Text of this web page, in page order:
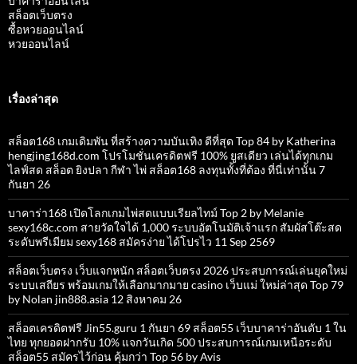
สล็อตเว็บตรง
ซื้อหวยออนไลน์
หวยออนไลน์
เรื่องล่าสุด
สล็อต168 เกมเดิมพัน ที่สร้างความบันเทิง ดีที่สุด Top 84 by Katherina
hengjing168d.com โปรโมชั่นเครดิตฟรี 100% ยูสเดียว เล่นได้ทุกเกม
ไลฟ์สด สล็อต ยิงปลา กีฬา ไพ่ สล็อต168 ลงทุนทั้งที่ต้อง ที่นี่เท่านั้น 7
กันยา 26
บาคาร่า168 เปิดโลกเกมไพ่สดแบบเรียลไทม์ Top 2 by Melanie
sexy168c.com สายวัดใจได้ 1,000 ระบบอัตโนมัติเจ้าแรก สัมผัสโต๊ะสด
ระดับพรีเมียม sexy168 สมัครง่าย ได้โปรไว 11 Sep 2569
สล็อตเว็บตรง เว็บแจกหนัก สล็อตเว็บตรง 2026 ประสบการณ์เล่นยุคใหม่
ระบบเสถียร พร้อมเกมให้เลือกมากมาย casino เว็บแม่ ใหม่ล่าสุด Top 79
by Nolan jin888.asia 12 สิงหาคม 26
สล็อตเครดิตฟรี Jin55.guru 1 กันยา 69 สล็อต55 เว็บบาคาร่าอันดับ 1 ใน
ไทย ทุกยอดฝากรับ 10% แจกวันเกิด 500 ประสบการณ์เกมเหนือระดับ
สล็อต55 สมัครไว้ก่อน คุ้มกว่า Top 56 by Avis